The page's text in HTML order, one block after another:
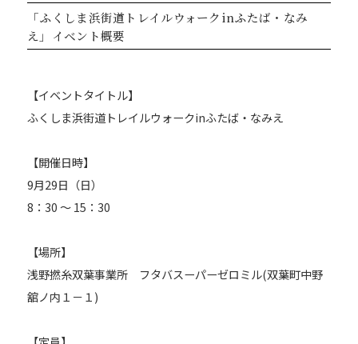
「ふくしま浜街道トレイルウォークinふたば・なみ
え」イベント概要
【イベントタイトル】
ふくしま浜街道トレイルウォークinふたば・なみえ
【開催日時】
9月29日（日）
8：30 ～ 15：30
【場所】
浅野撚糸双葉事業所 フタバスーパーゼロミル(双葉町中野
舘ノ内１－１)